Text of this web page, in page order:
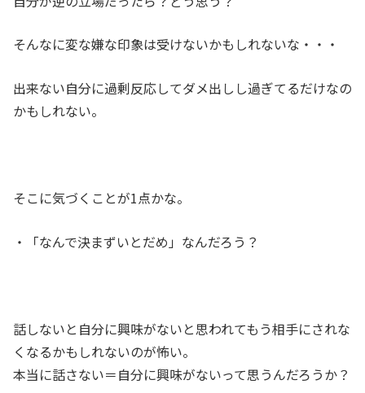
そんなに変な嫌な印象は受けないかもしれないな・・・
出来ない自分に過剰反応してダメ出しし過ぎてるだけなの
かもしれない。
そこに気づくことが1点かな。
・「なんで決まずいとだめ」なんだろう？
話しないと自分に興味がないと思われてもう相手にされな
くなるかもしれないのが怖い。
本当に話さない＝自分に興味がないって思うんだろうか？